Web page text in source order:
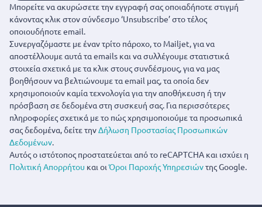
Μπορείτε να ακυρώσετε την εγγραφή σας οποιαδήποτε στιγμή
κάνοντας κλικ στον σύνδεσμο ‘Unsubscribe’ στο τέλος
οποιουδήποτε email.
Συνεργαζόμαστε με έναν τρίτο πάροχο, το Mailjet, για να
αποστέλλουμε αυτά τα emails και να συλλέγουμε στατιστικά
στοιχεία σχετικά με τα κλικ στους συνδέσμους, για να μας
βοηθήσουν να βελτιώνουμε τα email μας, τα οποία δεν
χρησιμοποιούν καμία τεχνολογία για την αποθήκευση ή την
πρόσβαση σε δεδομένα στη συσκευή σας. Για περισσότερες
πληροφορίες σχετικά με το πώς χρησιμοποιούμε τα προσωπικά
σας δεδομένα, δείτε τηνΔήλωση Προστασίας Προσωπικών
Δεδομένων.
Αυτός ο ιστότοπος προστατεύεται από το reCAPTCHA και ισχύει η
Πολιτική Απορρήτου και οιΌροι Παροχής Υπηρεσιώντης Google.